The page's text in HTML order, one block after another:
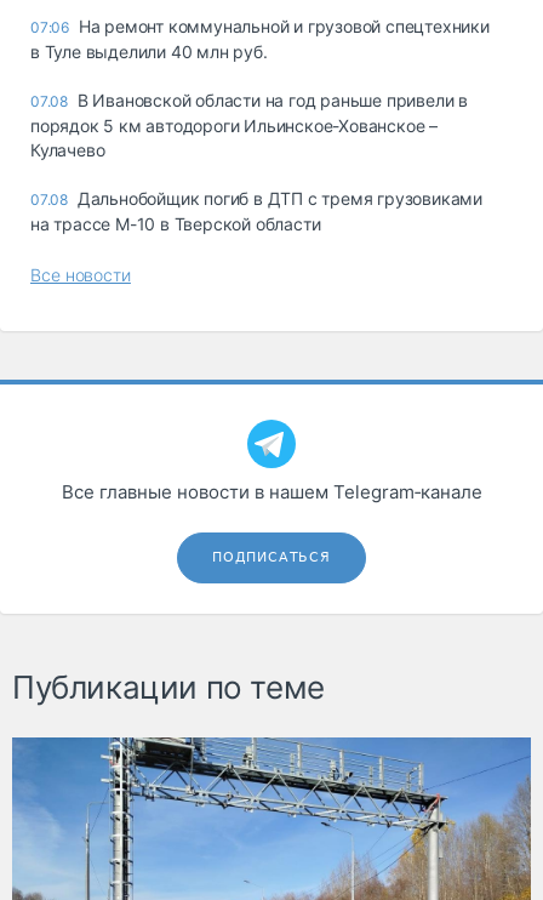
07:06 На ремонт коммунальной и грузовой спецтехники
в Туле выделили 40 млн руб.
07.08 В Ивановской области на год раньше привели в
порядок 5 км автодороги Ильинское-Хованское –
Кулачево
07.08 Дальнобойщик погиб в ДТП с тремя грузовиками
на трассе М-10 в Тверской области
Все новости
Все главные новости в нашем Telegram‑канале
ПОДПИСАТЬСЯ
Публикации по теме